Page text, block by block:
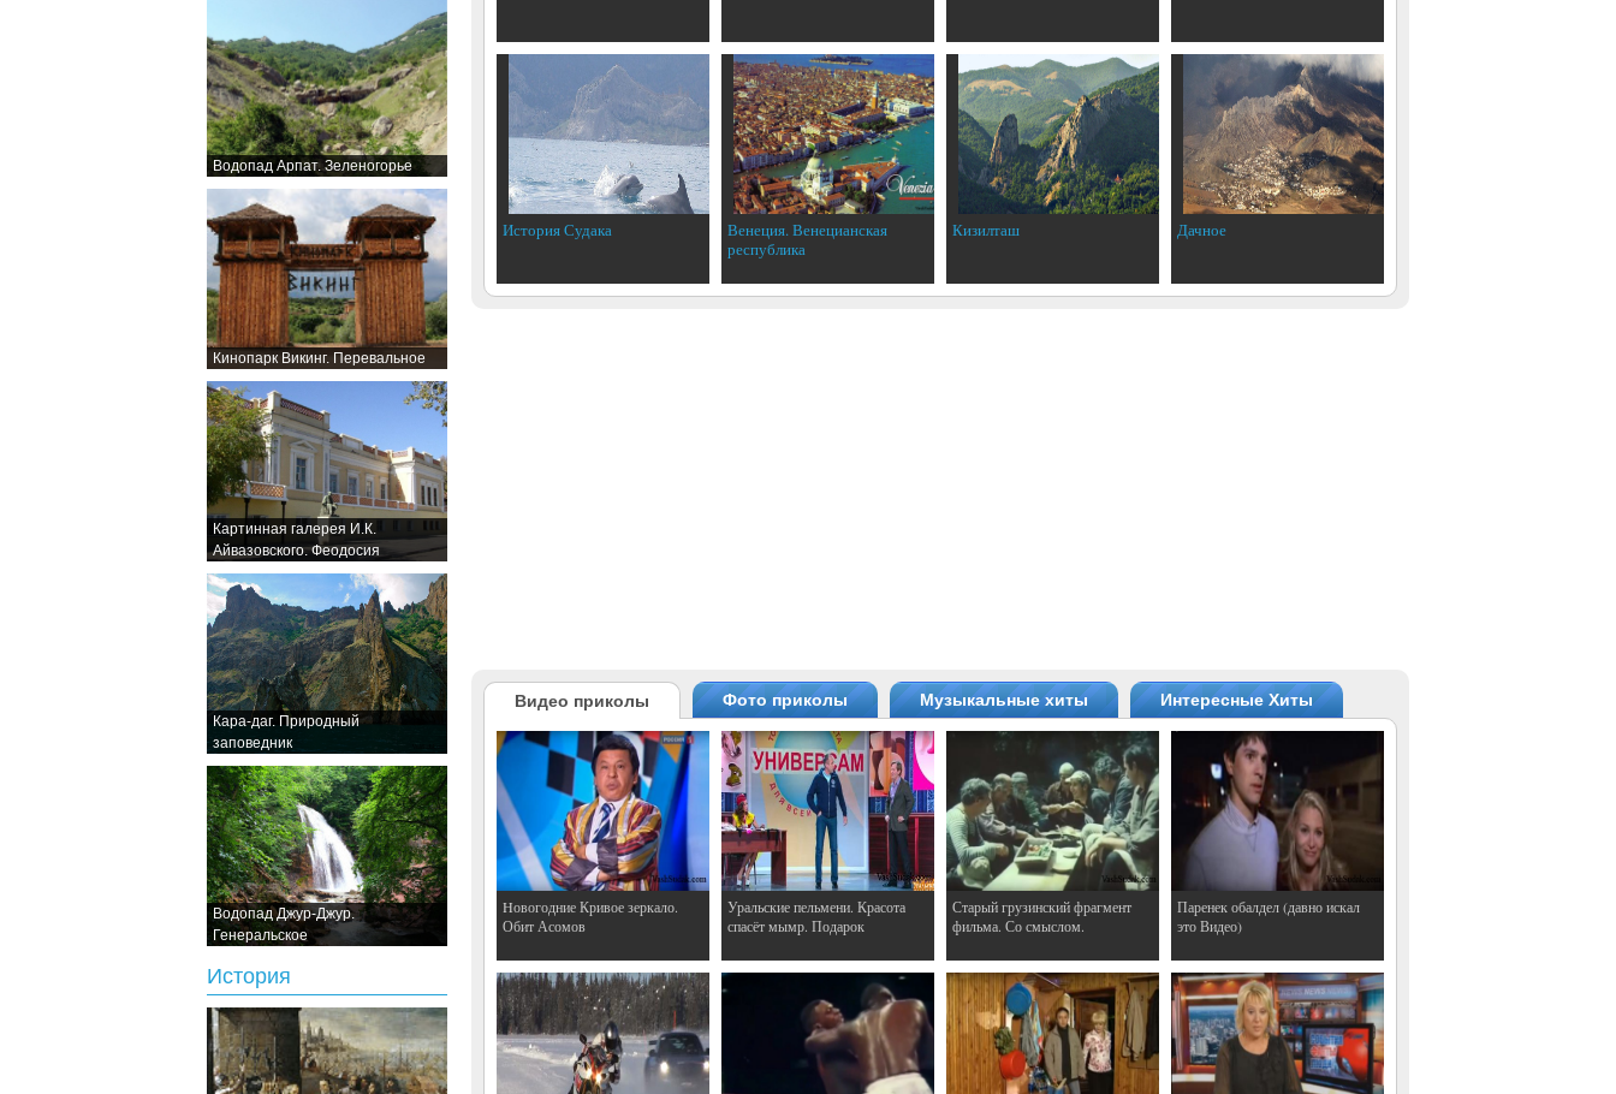
Водопад Арпат. Зеленогорье
Кинопарк Викинг. Перевальное
Картинная галерея И.К.
Айвазовского. Феодосия
Кара-даг. Природный
заповедник
Водопад Джур-Джур.
Генеральское
История
История Судака
Венеция. Венецианская
республика
Кизилташ Дачное
Видео приколы Фото приколы Музыкальные хиты Интересные Хиты
Hовогодние Кривое зеркало.
Обит Асомов
Уральские пельмени. Красота
спасёт мымр. Подарок
Старый грузинский фрагмент
фильма. Со смыслом.
Паренек обалдел (давно искал
это Видео)